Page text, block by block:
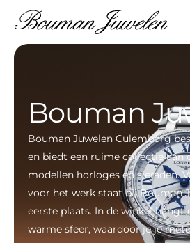
Bouman
Bouman Juwelen Culemborg
en biedt een ruime collectie aan
modellen horloges en sieraden.
voor het werk staat bij Bouman
eerste plaats. In de winkel hangt
warme sfeer, waardoor je je